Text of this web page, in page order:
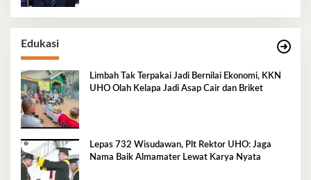
Edukasi
Limbah Tak Terpakai Jadi Bernilai Ekonomi, KKN
UHO Olah Kelapa Jadi Asap Cair dan Briket
Lepas 732 Wisudawan, Plt Rektor UHO: Jaga
Nama Baik Almamater Lewat Karya Nyata